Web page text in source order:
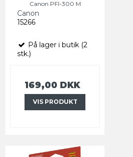
Canon PFI-300 M
Canon
15266
På lager i butik (2
stk.)
169,00 DKK
VIS PRODUKT